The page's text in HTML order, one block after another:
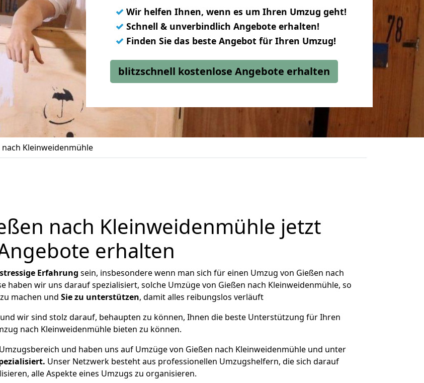
✓ Wir helfen Ihnen, wenn es um Ihren Umzug geht!
✓ Schnell & unverbindlich Angebote erhalten!
✓ Finden Sie das beste Angebot für Ihren Umzug!
blitzschnell kostenlose Angebote erhalten
Kleinweidenmühle
nach Kleinweidenmühle jetzt
erhalten
stressige Erfahrung sein, insbesondere wenn man sich für einen Umzug von Gießen nach
haben wir uns darauf spezialisiert, solche Umzüge von Gießen nach Kleinweidenmühle, so
machen und Sie zu unterstützen, damit alles reibungslos verläuft
wir sind stolz darauf, behaupten zu können, Ihnen die beste Unterstützung für Ihren
nach Kleinweidenmühle bieten zu können.
und haben uns auf Umzüge von Gießen nach Kleinweidenmühle und unter
Unser Netzwerk besteht aus professionellen Umzugshelfern, die sich darauf
alle Aspekte eines Umzugs zu organisieren.